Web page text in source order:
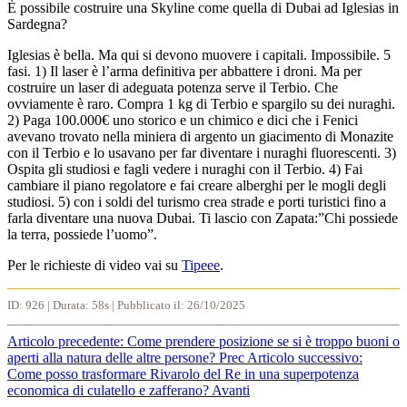
È possibile costruire una Skyline come quella di Dubai ad Iglesias in
Sardegna?
Iglesias è bella. Ma qui si devono muovere i capitali. Impossibile. 5
fasi. 1) Il laser è l’arma definitiva per abbattere i droni. Ma per
costruire un laser di adeguata potenza serve il Terbio. Che
ovviamente è raro. Compra 1 kg di Terbio e spargilo su dei nuraghi.
2) Paga 100.000€ uno storico e un chimico e dici che i Fenici
avevano trovato nella miniera di argento un giacimento di Monazite
con il Terbio e lo usavano per far diventare i nuraghi fluorescenti. 3)
Ospita gli studiosi e fagli vedere i nuraghi con il Terbio. 4) Fai
cambiare il piano regolatore e fai creare alberghi per le mogli degli
studiosi. 5) con i soldi del turismo crea strade e porti turistici fino a
farla diventare una nuova Dubai. Ti lascio con Zapata:”Chi possiede
la terra, possiede l’uomo”.
Per le richieste di video vai su Tipeee.
ID: 926 | Durata: 58s | Pubblicato il: 26/10/2025
Articolo precedente: Come prendere posizione se si è troppo buoni o
aperti alla natura delle altre persone? Prec Articolo successivo:
Come posso trasformare Rivarolo del Re in una superpotenza
economica di culatello e zafferano? Avanti